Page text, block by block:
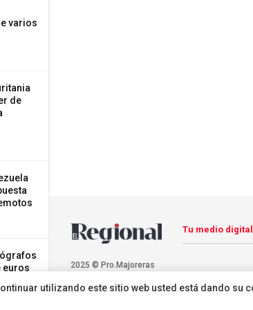
varios
de
euros
2025 © Pro.Majoreras
Tu medio
utilizando este sitio web usted está dando su